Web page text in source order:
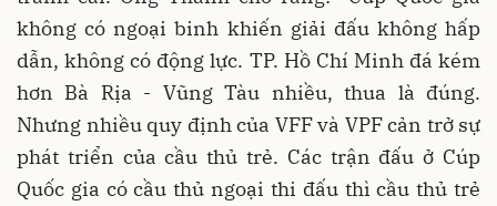
không có ngoại binh khiến giải đấu không hấp
dẫn, không có động lực. TP. Hồ Chí Minh đá kém
hơn Bà Rịa - Vũng Tàu nhiều, thua là đúng.
Nhưng nhiều quy định của VFF và VPF cản trở sự
phát triển của cầu thủ trẻ. Các trận đấu ở Cúp
Quốc gia có cầu thủ ngoại thi đấu thì cầu thủ trẻ